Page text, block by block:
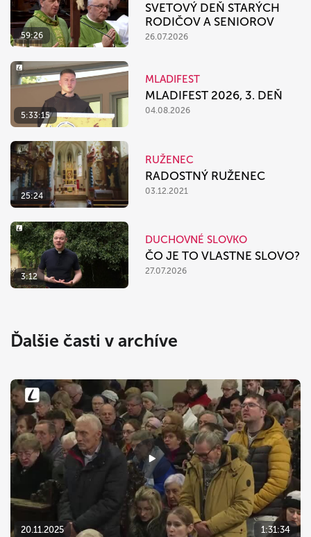
59:26
SVETOVÝ DEŇ STARÝCH
RODIČOV A SENIOROV
26.07.2026
5:33:15
MLADIFEST
MLADIFEST 2026, 3. DEŇ
04.08.2026
25:24
RUŽENEC
RADOSTNÝ RUŽENEC
03.12.2021
3:12
DUCHOVNÉ SLOVKO
ČO JE TO VLASTNE SLOVO?
27.07.2026
Ďalšie časti v archíve
20.11.2025 1:31:34